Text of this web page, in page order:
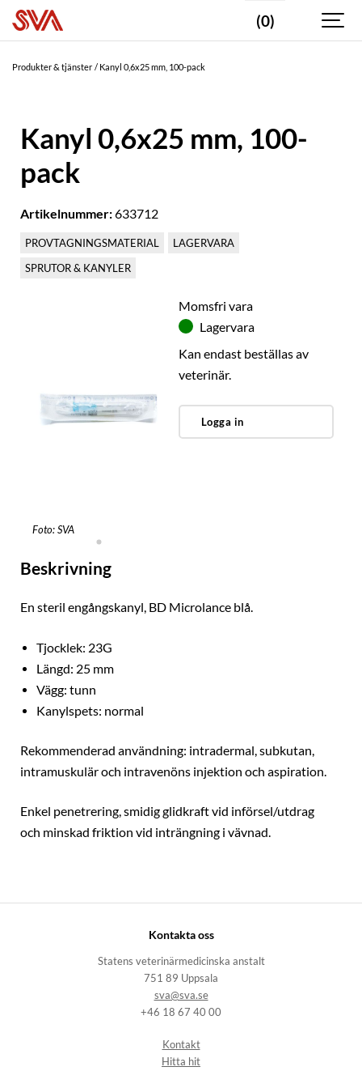
(0)
Produkter & tjänster Kanyl 0,6x25 mm, 100-pack
Kanyl 0,6x25 mm, 100-
pack
Artikelnummer:633712
PROVTAGNINGSMATERIAL
LAGERVARA
SPRUTOR & KANYLER
Foto: SVA
Momsfri vara
Lagervara
Kan endast beställas av
veterinär.
Logga in
Beskrivning
En steril engångskanyl, BD Microlance blå.
Tjocklek: 23G
Längd: 25 mm
Vägg: tunn
Kanylspets: normal
Rekommenderad användning: intradermal, subkutan,
intramuskulär och intravenöns injektion och aspiration.
Enkel penetrering, smidig glidkraft vid införsel/utdrag
och minskad friktion vid inträngning i vävnad.
Kontakta oss
Statens veterinärmedicinska anstalt
751 89 Uppsala
sva@sva.se
+46 18 67 40 00
Kontakt
Hitta hit